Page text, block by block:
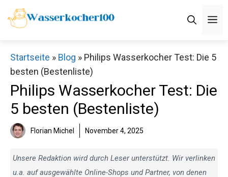
Zum
Inhalt
Startseite » Blog » Philips Wasserkocher Test: Die 5
besten (Bestenliste)
Philips Wasserkocher Test: Die
5 besten (Bestenliste)
Florian Michel November 4, 2025
Unsere Redaktion wird durch Leser unterstützt. Wir verlinken
u.a. auf ausgewählte Online-Shops und Partner, von denen